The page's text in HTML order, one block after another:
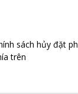
sách hủy đặt
trên